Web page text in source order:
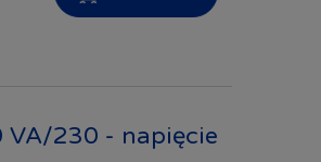
VA/230 - napięcie